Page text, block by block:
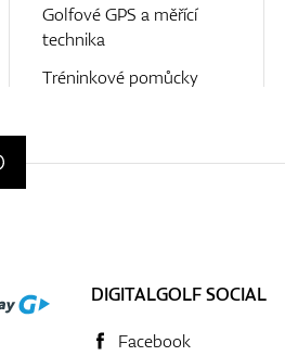
Golfové GPS a měřící
technika
Tréninkové pomůcky
DIGITALGOLF SOCIAL
Facebook